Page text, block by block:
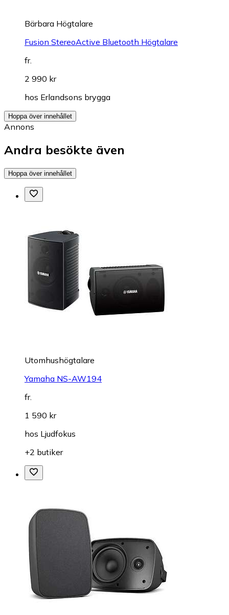
Bärbara Högtalare
Fusion StereoActive Bluetooth Högtalare
fr.
2 990 kr
hos Erlandsons brygga
Hoppa över innehållet
Annons
Andra besökte även
Hoppa över innehållet
Utomhushögtalare
Yamaha NS-AW194
fr.
1 590 kr
hos Ljudfokus
+2 butiker